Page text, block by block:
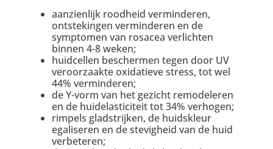
aanzienlijk roodheid verminderen,
ontstekingen verminderen en de
symptomen van rosacea verlichten
binnen 4-8 weken;
huidcellen beschermen tegen door UV
veroorzaakte oxidatieve stress, tot wel
44% verminderen;
de Y-vorm van het gezicht remodeleren
en de huidelasticiteit tot 34% verhogen;
rimpels gladstrijken, de huidskleur
egaliseren en de stevigheid van de huid
verbeteren;